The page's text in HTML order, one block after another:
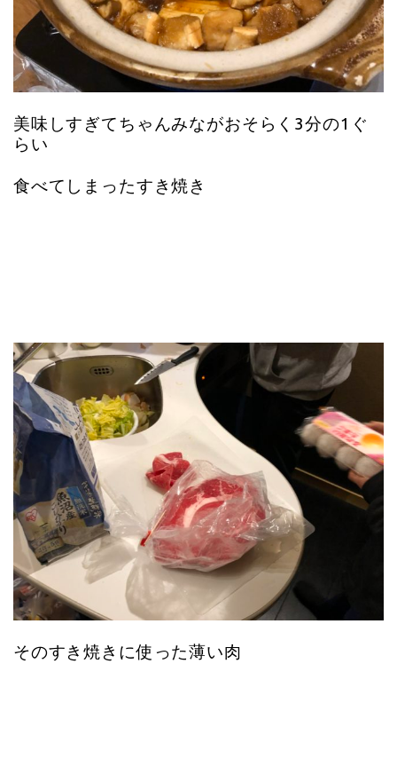
美味しすぎてちゃんみながおそらく3分の1ぐ
らい
食べてしまったすき焼き
そのすき焼きに使った薄い肉